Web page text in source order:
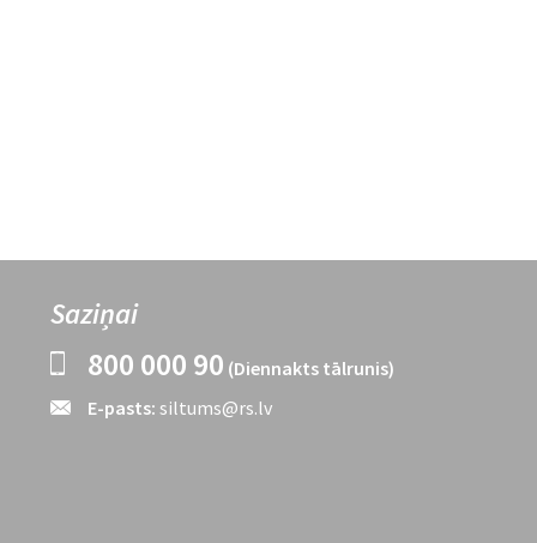
Saziņai
800 000 90 (Diennakts tālrunis)
E-pasts: siltums@rs.lv